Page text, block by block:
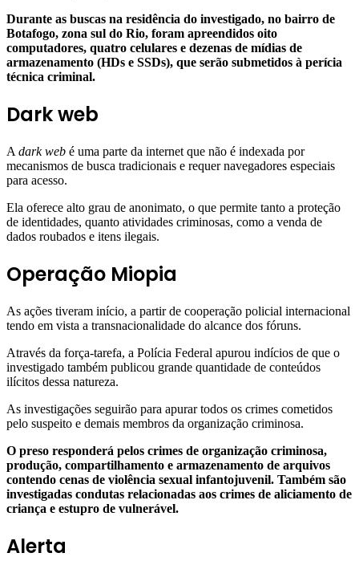
Durante as buscas na residência do investigado, no bairro de
Botafogo, zona sul do Rio, foram apreendidos oito
computadores, quatro celulares e dezenas de mídias de
armazenamento (HDs e SSDs), que serão submetidos à perícia
técnica criminal.
Dark web
A dark web é uma parte da internet que não é indexada por
mecanismos de busca tradicionais e requer navegadores especiais
para acesso.
Ela oferece alto grau de anonimato, o que permite tanto a proteção
de identidades, quanto atividades criminosas, como a venda de
dados roubados e itens ilegais.
Operação Miopia
As ações tiveram início, a partir de cooperação policial internacional
tendo em vista a transnacionalidade do alcance dos fóruns.
Através da força-tarefa, a Polícia Federal apurou indícios de que o
investigado também publicou grande quantidade de conteúdos
ilícitos dessa natureza.
As investigações seguirão para apurar todos os crimes cometidos
pelo suspeito e demais membros da organização criminosa.
O preso responderá pelos crimes de organização criminosa,
produção, compartilhamento e armazenamento de arquivos
contendo cenas de violência sexual infantojuvenil. Também são
investigadas condutas relacionadas aos crimes de aliciamento de
criança e estupro de vulnerável.
Alerta